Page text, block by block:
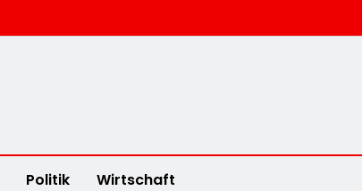
Politik Wirtschaft